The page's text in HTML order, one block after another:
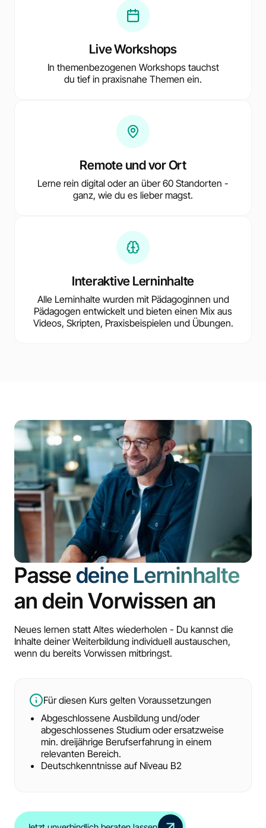
Live Workshops
In themenbezogenen Workshops tauchst
du tief in praxisnahe Themen ein.
Remote und vor Ort
Lerne rein digital oder an über 60 Standorten -
ganz, wie du es lieber magst.
Interaktive Lerninhalte
Alle Lerninhalte wurden mit Pädagoginnen und
Pädagogen entwickelt und bieten einen Mix aus
Videos, Skripten, Praxisbeispielen und Übungen.
Passedeine Lerninhalte
an dein Vorwissen an
Neues lernen statt Altes wiederholen - Du kannst die
Inhalte deiner Weiterbildung individuell austauschen,
wenn du bereits Vorwissen mitbringst.
Für diesen Kurs gelten Voraussetzungen
Abgeschlossene Ausbildung und/oder
abgeschlossenes Studium oder ersatzweise
min. dreijährige Berufserfahrung in einem
relevanten Bereich.
Deutschkenntnisse auf Niveau B2